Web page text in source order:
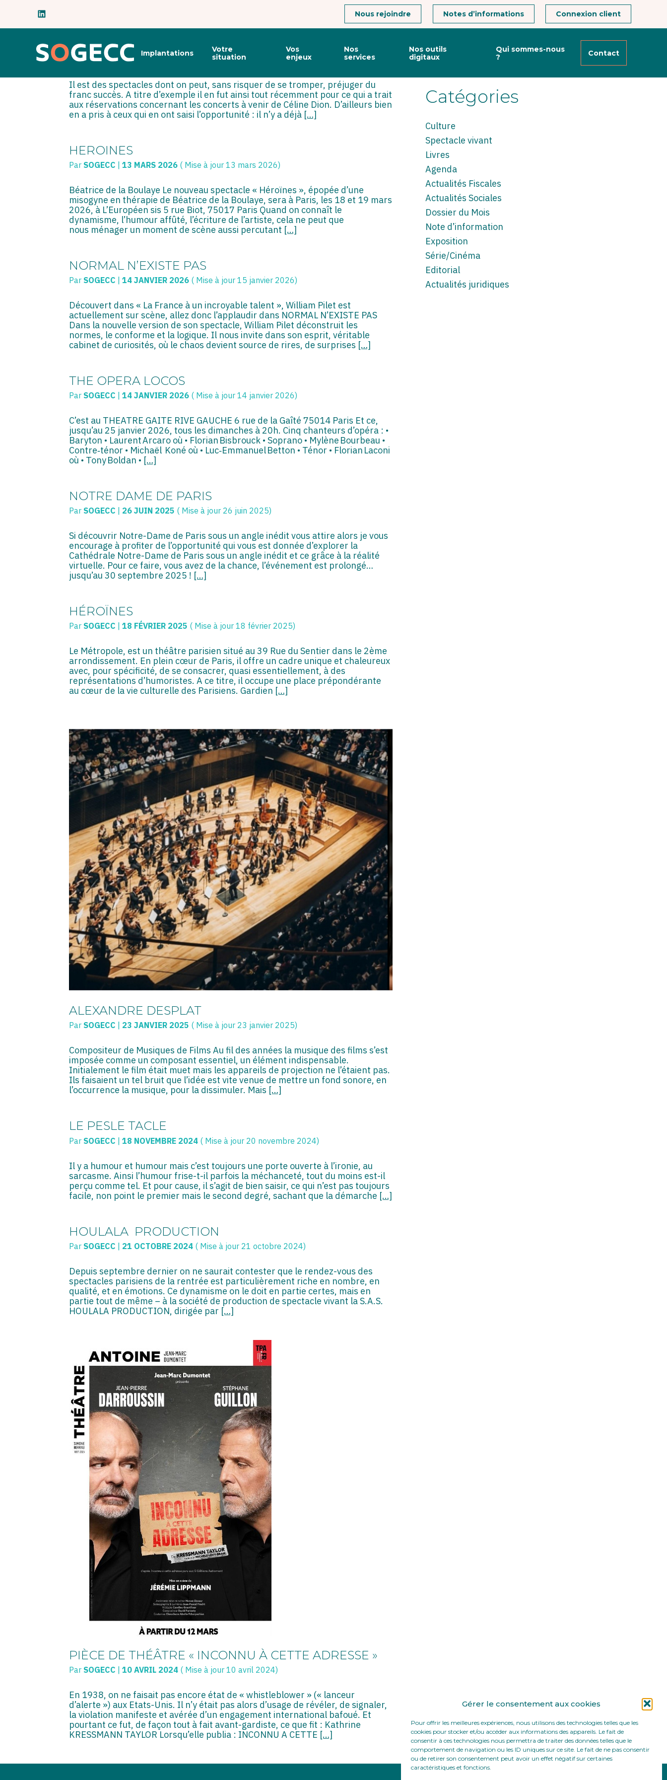
Gérer le consentement aux cookies
Pour offrir les meilleures expériences, nous utilisons des technologies telles que les
cookies pour stocker et/ou accéder aux informations des appareils. Le fait de
consentir à ces technologies nous permettra de traiter des données telles que le
comportement de navigation ou les ID uniques sur ce site. Le fait de ne pas consentir
ou de retirer son consentement peut avoir un effet négatif sur certaines
caractéristiques et fonctions.
Connexion client
Notes d’informations
Nous rejoindre
Aller
Principal
Implantations
Votre
situation
Vos
enjeux
Nos
services
Nos outils
digitaux
Qui sommes-nous
?
Contact
CHANTE ET TAIS-TOI
ParSOGECC |16 JUIN 2026 ( Mise à jour 16 juin 2026)
Il est des spectacles dont on peut, sans risquer de se tromper, préjuger du
franc succès. A titre d’exemple il en fut ainsi tout récemment pour ce qui a trait
aux réservations concernant les concerts à venir de Céline Dion. D’ailleurs bien
en a pris à ceux qui en ont saisi l’opportunité : il n’y a déjà […]
HEROINES
Par SOGECC |13 MARS 2026 ( Mise à jour 13 mars 2026)
Béatrice de la Boulaye Le nouveau spectacle « Héroïnes », épopée d’une
misogyne en thérapie de Béatrice de la Boulaye, sera à Paris, les 18 et 19 mars
2026, à L’Européen sis 5 rue Biot, 75017 Paris Quand on connaît le
dynamisme, l’humour affûté, l’écriture de l’artiste, cela ne peut que
nous ménager un moment de scène aussi percutant […]
NORMAL N’EXISTE PAS
Par SOGECC |14 JANVIER 2026 ( Mise à jour 15 janvier 2026)
Découvert dans « La France à un incroyable talent », William Pilet est
actuellement sur scène, allez donc l’applaudir dans NORMAL N’EXISTE PAS
Dans la nouvelle version de son spectacle, William Pilet déconstruit les
normes, le conforme et la logique. Il nous invite dans son esprit, véritable
cabinet de curiosités, où le chaos devient source de rires, de surprises […]
THE OPERA LOCOS
Par SOGECC |14 JANVIER 2026 ( Mise à jour 14 janvier 2026)
C’est au THEATRE GAITE RIVE GAUCHE 6 rue de la Gaîté 75014 Paris Et ce,
jusqu’au 25 janvier 2026, tous les dimanches à 20h. Cinq chanteurs d’opéra : •
Baryton • Laurent Arcaro où • Florian Bisbrouck • Soprano • Mylène Bourbeau •
Contre‑ténor • Michaël Koné où • Luc‑Emmanuel Betton • Ténor • Florian Laconi
où • Tony Boldan • […]
NOTRE DAME DE PARIS
Par SOGECC 26 JUIN 2025 ( Mise à jour 26 juin 2025)
Si découvrir Notre-Dame de Paris sous un angle inédit vous attire alors je vous
encourage à profiter de l’opportunité qui vous est donnée d’explorer la
Cathédrale Notre-Dame de Paris sous un angle inédit et ce grâce à la réalité
virtuelle. Pour ce faire, vous avez de la chance, l’événement est prolongé…
jusqu’au 30 septembre 2025 ! […]
HÉROÏNES
Par SOGECC |18 FÉVRIER 2025 ( Mise à jour 18 février 2025)
Le Métropole, est un théâtre parisien situé au 39 Rue du Sentier dans le 2ème
arrondissement. En plein cœur de Paris, il offre un cadre unique et chaleureux
avec, pour spécificité, de se consacrer, quasi essentiellement, à des
représentations d’humoristes. A ce titre, il occupe une place prépondérante
au cœur de la vie culturelle des Parisiens. Gardien […]
ALEXANDRE DESPLAT
Par SOGECC 23 JANVIER 2025 ( Mise à jour 23 janvier 2025)
Compositeur de Musiques de Films Au fil des années la musique des films s’est
imposée comme un composant essentiel, un élément indispensable.
Initialement le film était muet mais les appareils de projection ne l’étaient pas.
Ils faisaient un tel bruit que l’idée est vite venue de mettre un fond sonore, en
l’occurrence la musique, pour la dissimuler. Mais […]
LE PESLE TACLE
Par SOGECC |18 NOVEMBRE 2024 ( Mise à jour 20 novembre 2024)
Il y a humour et humour mais c’est toujours une porte ouverte à l’ironie, au
sarcasme. Ainsi l’humour frise-t-il parfois la méchanceté, tout du moins est-il
perçu comme tel. Et pour cause, il s’agit de bien saisir, ce qui n’est pas toujours
facile, non point le premier mais le second degré, sachant que la démarche […]
HOULALA PRODUCTION
Par SOGECC | 21 OCTOBRE 2024 ( Mise à jour 21 octobre 2024)
Depuis septembre dernier on ne saurait contester que le rendez-vous des
spectacles parisiens de la rentrée est particulièrement riche en nombre, en
qualité, et en émotions. Ce dynamisme on le doit en partie certes, mais en
partie tout de même – à la société de production de spectacle vivant la S.A.S.
HOULALA PRODUCTION, dirigée par […]
PIÈCE DE THÉÂTRE « INCONNU À CETTE ADRESSE »
Par SOGECC |10 AVRIL 2024 ( Mise à jour 10 avril 2024)
En 1938, on ne faisait pas encore état de « whistleblower » (« lanceur
d’alerte ») aux Etats-Unis. Il n’y était pas alors d’usage de révéler, de signaler,
la violation manifeste et avérée d’un engagement international bafoué. Et
pourtant ce fut, de façon tout à fait avant-gardiste, ce que fit : Kathrine
KRESSMANN TAYLOR Lorsqu’elle publia : INCONNU A CETTE […]
Vie
du
Rechercher
Catégories
Culture
Spectacle vivant
Livres
Agenda
Actualités Fiscales
Actualités Sociales
Dossier du Mois
Note d’information
Exposition
Série/Cinéma
Editorial
Actualités juridiques